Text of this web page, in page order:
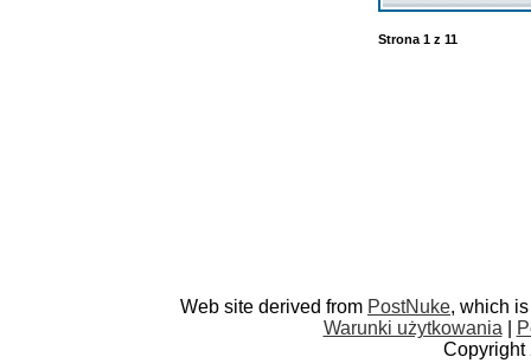
Strona 1z 11
Web site derived from PostNuke, which
Warunki użytkowania
Copyright